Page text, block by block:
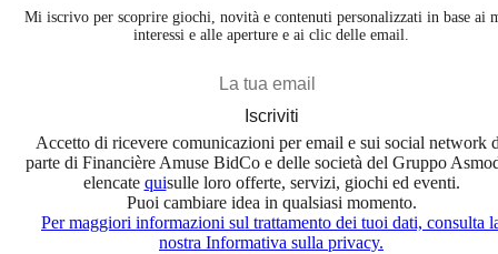
Mi iscrivo per scoprire giochi, novità e contenuti personalizzati in base ai
interessi e alle aperture e ai clic delle email.
Iscriviti
Accetto di ricevere comunicazioni per email e sui social network
parte di Financière Amuse BidCo e delle società del Gruppo
elencate quisulle loro offerte, servizi, giochi ed eventi.
Puoi cambiare idea in qualsiasi momento.
Per maggiori informazioni sul trattamento dei tuoi dati, consulta
nostra Informativa sulla privacy.